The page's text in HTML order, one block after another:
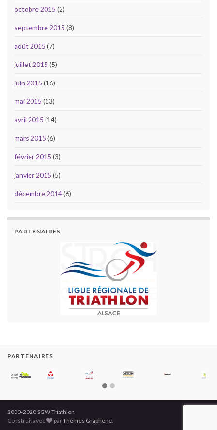
octobre 2015 (2)
septembre 2015 (8)
août 2015 (7)
juillet 2015 (5)
juin 2015 (16)
mai 2015 (13)
avril 2015 (14)
mars 2015 (6)
février 2015 (3)
janvier 2015 (5)
décembre 2014(6)
PARTENAIRES